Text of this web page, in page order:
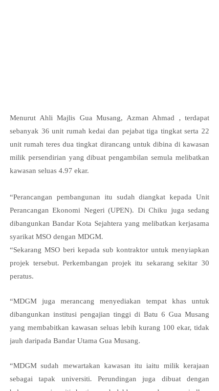
Menurut Ahli Majlis Gua Musang, Azman Ahmad , terdapat
sebanyak 36 unit rumah kedai dan pejabat tiga tingkat serta 22
unit rumah teres dua tingkat dirancang untuk dibina di kawasan
milik persendirian yang dibuat pengambilan semula melibatkan
kawasan seluas 4.97 ekar.
“Perancangan pembangunan itu sudah diangkat kepada Unit
Perancangan Ekonomi Negeri (UPEN). Di Chiku juga sedang
dibangunkan Bandar Kota Sejahtera yang melibatkan kerjasama
syarikat MSO dengan MDGM.
“Sekarang MSO beri kepada sub kontraktor untuk menyiapkan
projek tersebut. Perkembangan projek itu sekarang sekitar 30
peratus.
“MDGM juga merancang menyediakan tempat khas untuk
dibangunkan institusi pengajian tinggi di Batu 6 Gua Musang
yang membabitkan kawasan seluas lebih kurang 100 ekar, tidak
jauh daripada Bandar Utama Gua Musang.
“MDGM sudah mewartakan kawasan itu iaitu milik kerajaan
sebagai tapak universiti. Perundingan juga dibuat dengan